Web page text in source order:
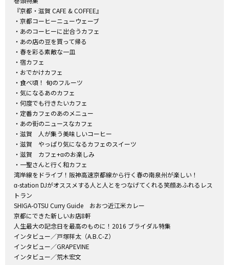
『京都・滋賀 CAFE & COFFEE』
・京都コーヒーニューウェーブ
・あのコーヒーに出合うカフェ
・あの店の豆を買って帰る
・春を彩る素敵な一皿
・宿カフェ
・おでかけカフェ
・食べ頃！ 旬のフルーツ
・気になるあのカフェ
・何度でも行きたいカフェ
・定番カフェのあのメニュー
・あの街のニュースなカフェ
・滋賀 人が集う美味しいコーヒー
・滋賀 やっぱり気になるカフェのスイーツ
・滋賀 カフェ+αのお楽しみ
・一聖さんと行く和カフェ
湾岸線をドライブ！阪神高速京都線から行く春の南泉州が楽しい！
α-station DJがオススメする人と人とをつなげてくれる笑顔あふれるレス
トラン
SHIGA-OTSU Curry Guide おおつ近江米カレー
京都にできた新しいお店8軒
人生最大の記念日を最高のものに！2016 ブライダル特集
インタビュー／戸塚祥太（A.B.C-Z）
インタビュー／GRAPEVINE
インタビュー／荒木宏文